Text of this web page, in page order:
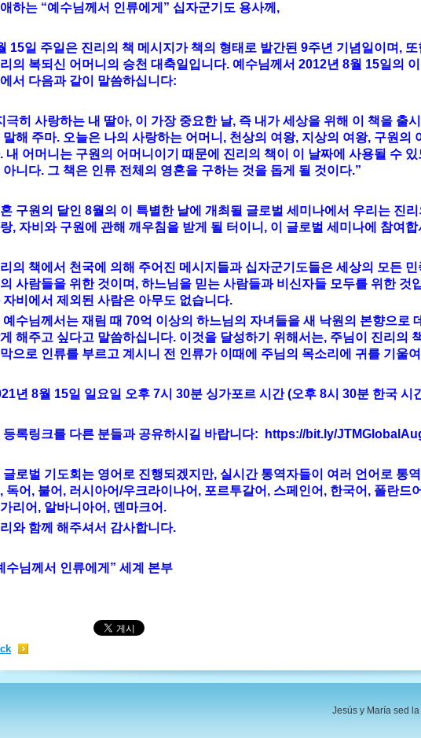
하는 “예수님께서 인류에게” 십자군기도 용사께,
15일 주일은 진리의 책 메시지가 책의 형태로 발간된 9주년 기념일이며,
의 복되신 어머니의 승천 대축일입니다. 예수님께서 2012년 8월 15일의
서 다음과 같이 말씀하십니다:
극히 사랑하는 내 딸아, 이 가장 중요한 날, 즉 내가 세상을 위해 이 책을 출
말해 주마. 오늘은 나의 사랑하는 어머니, 천상의 여왕, 지상의 여왕, 구원의
내 어머니는 구원의 어머니이기 때문에 진리의 책이 이 날짜에 사용될 수
아니다. 그 책은 인류 전체의 영혼을 구하는 것을 돕게 될 것이다.”
구원의 달인 8월의 이 특별한 날에 개최될 글로벌 세미나에서 우리는 진
, 자비와 구원에 관해 깨우침을 받게 될 터이니, 이 글로벌 세미나에 참여합
의 책에서 천국에 의해 주어진 메시지들과 십자군기도들은 세상의 모든
사람들을 위한 것이며, 하느님을 믿는 사람들과 비신자들 모두를 위한 것
자비에서 제외된 사람은 아무도 없습니다.
예수님께서는 재림 때 70억 이상의 하느님의 자녀들을 새 낙원의 본향으로
해주고 싶다고 말씀하십니다. 이것을 달성하기 위해서는, 주님이 진리의
으로 인류를 부르고 계시니 전 인류가 이때에 주님의 목소리에 귀를 기울
년 8월 15일 일요일 오후 7시 30분 싱가포르 시간 (오후 8시 30분 한국 시
등록링크를 다른 분들과 공유하시길 바랍니다: https://bit.ly/
글로벌 기도회는 영어로 진행되겠지만, 실시간 통역자들이 여러 언어로 통
독어, 불어, 러시아어/우크라이나어, 포르투갈어, 스페인어, 한국어, 폴란드
리어, 알바니아어, 덴마크어.
와 함께 해주셔서 감사합니다.
수님께서 인류에게” 세계 본부
Jesús y María sed